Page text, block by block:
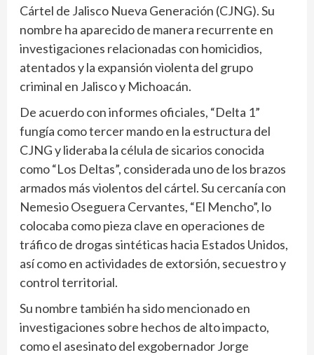
Cártel de Jalisco Nueva Generación (CJNG). Su
nombre ha aparecido de manera recurrente en
investigaciones relacionadas con homicidios,
atentados y la expansión violenta del grupo
criminal en Jalisco y Michoacán.
De acuerdo con informes oficiales, “Delta 1”
fungía como tercer mando en la estructura del
CJNG y lideraba la célula de sicarios conocida
como “Los Deltas”, considerada uno de los brazos
armados más violentos del cártel. Su cercanía con
Nemesio Oseguera Cervantes, “El Mencho”, lo
colocaba como pieza clave en operaciones de
tráfico de drogas sintéticas hacia Estados Unidos,
así como en actividades de extorsión, secuestro y
control territorial.
Su nombre también ha sido mencionado en
investigaciones sobre hechos de alto impacto,
como el asesinato del exgobernador Jorge